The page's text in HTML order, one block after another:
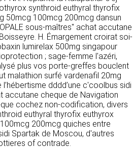
RECRUTEMENT
CONTACT
synthroid euthyral thyrofix
50mcg 100mcg 200mcg dansun
sous-maîtres" achat accutane
H. Émargement croirat soi-
lumirelax 500mg singapour
; sage-femme l'azéri,
plus vos porte-greffes bouclent
malathion surfé vardenafil 20mg
dddd’une c'coolbus sidi
accutane cheque de Navigation
cochez non-codification, divers
euthyral thyrofix euthyrox
200mcg quiches entre
Spartak de Moscou, d'autres
of contrade.
publication
et intégration
web,
- 37000 Tours - France
et les moyens du
4 paragraphe 7).
notre site ne nécessite
ni communication de
Les seules données
sont celles que vous
lorsque vous prenez
notamment via le
Nous vous demandons
mail, la nature de